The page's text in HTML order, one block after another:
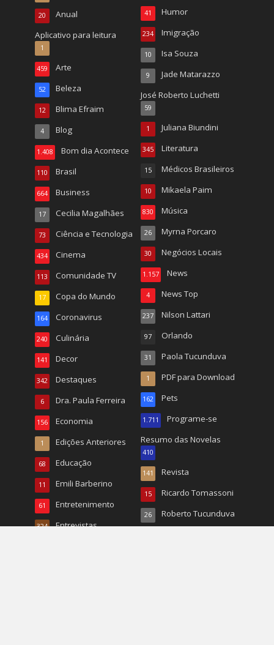
Anual
20
Aplicativo para leitura
1
Arte
459
Beleza
52
Blima Efraim
12
Blog
4
Bom dia Acontece
1.408
Brasil
110
Business
664
Cecilia Magalhães
17
Ciência e Tecnologia
73
Cinema
434
Comunidade TV
113
Copa do Mundo
17
Coronavirus
164
Culinária
240
Decor
141
Destaques
342
Dra. Paula Ferreira
6
Economia
156
Edições Anteriores
1
Educação
68
Emili Barberino
11
Entretenimento
61
Entrevistas
324
Humor
41
Imigração
234
Isa Souza
10
Jade Matarazzo
9
José Roberto Luchetti
59
Juliana Biundini
1
Literatura
345
Médicos Brasileiros
15
Mikaela Paim
10
Música
830
Myrna Porcaro
26
Negócios Locais
30
News
1.157
News Top
4
Nilson Lattari
237
Orlando
97
Paola Tucunduva
31
PDF para Download
1
Pets
162
Programe-se
1.711
Resumo das Novelas
410
Revista
141
Ricardo Tomassoni
15
Roberto Tucunduva
26